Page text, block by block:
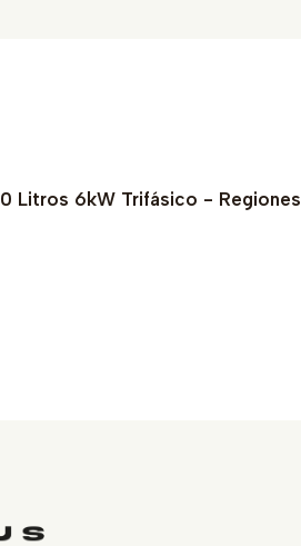
Litros 6kW Trifásico - Regiones